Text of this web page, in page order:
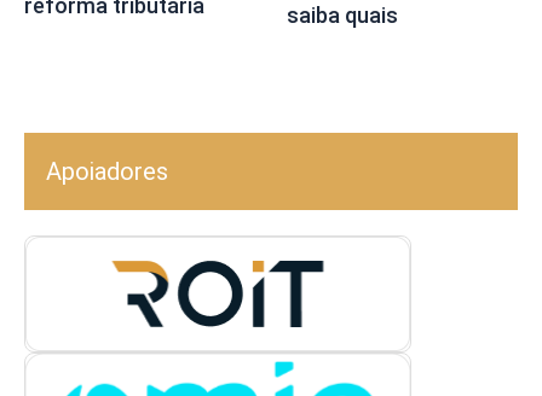
reforma tributária
saiba quais
Apoiadores